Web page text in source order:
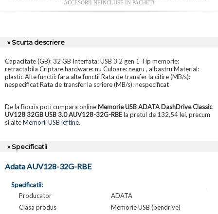
ACCESORII NEINCLUSE IN PACHET!
» Scurta descriere
Capacitate (GB): 32 GB Interfata: USB 3.2 gen 1 Tip memorie:
retractabila Criptare hardware: nu Culoare: negru , albastru Material:
plastic Alte functii: fara alte functii Rata de transfer la citire (MB/s):
nespecificat Rata de transfer la scriere (MB/s): nespecificat
De la Bocris poti cumpara online Memorie USB ADATA DashDrive Classic
UV128 32GB USB 3.0 AUV128-32G-RBEla pretul de 132,54 lei, precum
si alteMemorii USB ieftine.
» Specificatii
Adata AUV128-32G-RBE
Specificatii:
Producator
ADATA
Clasa produs
Memorie USB (pendrive)